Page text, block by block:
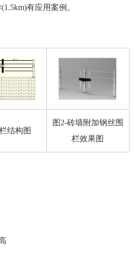
有应用案例。
结构图
图2-砖墙附加钢丝围
栏效果图